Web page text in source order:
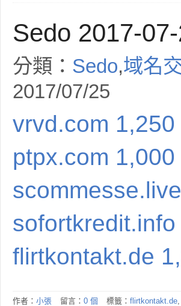
Sedo 2017-
分類： Sedo,域名
2017/07/25
vrvd.com 1,250
ptpx.com 1,000
flirtkontakt.de
作者： 小張 留言： 0 個 標籤： flirtkontakt.de,